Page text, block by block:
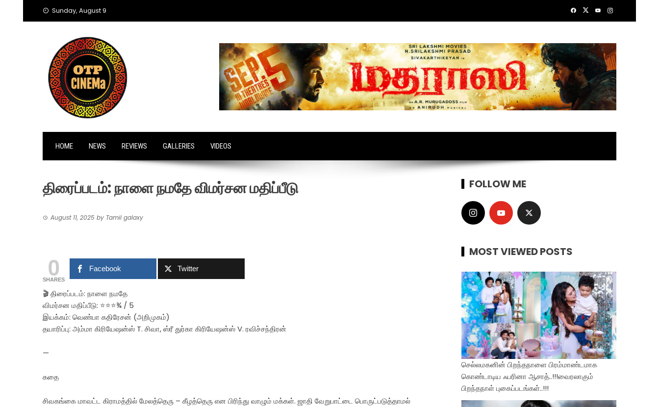
Sunday, August 9
HOME NEWS REVIEWS GALLERIES VIDEOS
திரைப்படம்: நாளை நமதே விமர்சன மதிப்பீடு
August 11, 2025 by Tamil galaxy
0
SHARES
Facebook Twitter
🎬 திரைப்படம்: நாளை நமதே
விமர்சன மதிப்பீடு: ⭐⭐⭐¾ / 5
இயக்கம்: வெண்பா கதிரேசன் (அறிமுகம்)
தயாரிப்பு: அம்மா கிரியேஷன்ஸ் T. சிவா, ஸ்ரீ துர்கா கிரியேஷன்ஸ் V. ரவிச்சந்திரன்
—
கதை
சிவகங்கை மாவட்ட கிராமத்தில் மேலத்தெரு – கீழத்தெரு என பிரிந்து வாழும் மக்கள். ஜாதி வேறுபாட்டை பொருட்படுத்தாமல்
FOLLOW ME
MOST VIEWED POSTS
செல்லமகனின் பிறந்தநாளை பிரம்மாண்டமாக
கொண்டாடிய ஃபரினா ஆசாத்..!!!வைரலாகும்
பிறந்தநாள் புகைப்படங்கள்..!!!